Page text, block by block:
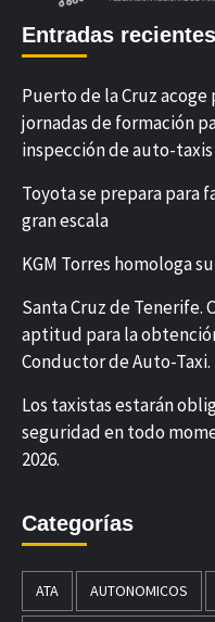
Entradas recientes
Puerto de la Cruz
jornadas de formación
inspección de auto-taxis
Toyota se prepara para
gran escala
KGM Torres homologa
Santa Cruz de Tenerife.
aptitud para la
Conductor de Auto-Taxi.
Los taxistas estarán
seguridad en todo
2026.
Categorías
ATA AUTONOMICOS